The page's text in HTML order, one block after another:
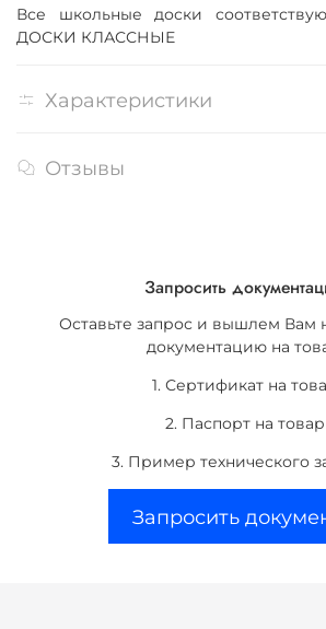
Все школьные доски
ДОСКИ КЛАССНЫЕ
Характеристики
Отзывы
Запросить
Оставьте запрос и вышлем Вам
документацию на
1. Сертификат на
2. Паспорт на товар
3. Пример технического
Запросить